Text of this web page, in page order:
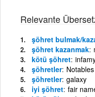
Relevante
şöhret bulmak/
şöhret kazanmak
kötü şöhret
şöhretler Notables
şöhretler galaxy
iyi şöhret fair